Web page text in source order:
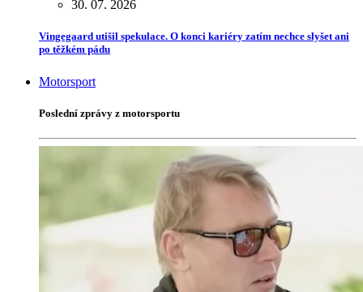
30. 07. 2026
Vingegaard utišil spekulace. O konci kariéry zatím nechce slyšet ani
po těžkém pádu
Motorsport
Poslední zprávy z motorsportu